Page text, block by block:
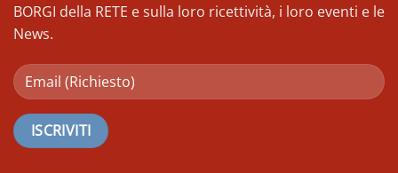
BORGI della RETE e sulla loro ricettività, i loro eventi e le
News.